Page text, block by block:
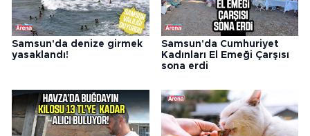
Samsun'da denize girmek
yasaklandı!
Samsun'da Cumhuriyet
Kadınları El Emeği Çarşısı
sona erdi